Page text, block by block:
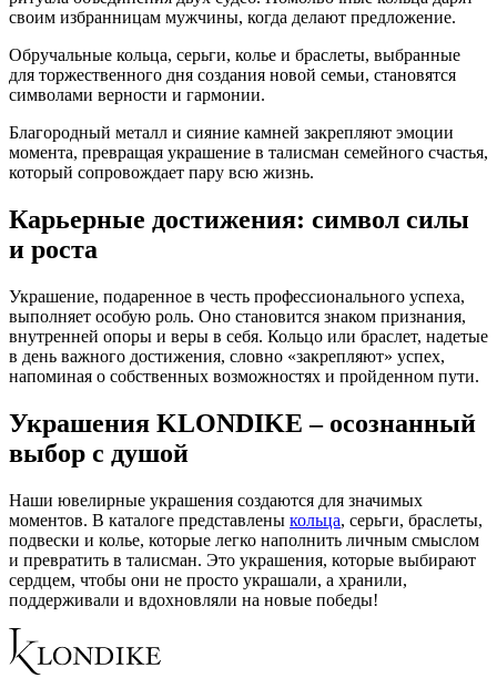
своим избранницам мужчины, когда делают предложение.
Обручальные кольца, серьги, колье и браслеты, выбранные
для торжественного дня создания новой семьи, становятся
символами верности и гармонии.
Благородный металл и сияние камней закрепляют эмоции
момента, превращая украшение в талисман семейного счастья,
который сопровождает пару всю жизнь.
Карьерные достижения: символ силы
и роста
Украшение, подаренное в честь профессионального успеха,
выполняет особую роль. Оно становится знаком признания,
внутренней опоры и веры в себя. Кольцо или браслет, надетые
в день важного достижения, словно «закрепляют» успех,
напоминая о собственных возможностях и пройденном пути.
Украшения KLONDIKE – осознанный
выбор с душой
Наши ювелирные украшения создаются для значимых
моментов. В каталоге представлены кольца, серьги, браслеты,
подвески и колье, которые легко наполнить личным смыслом
и превратить в талисман. Это украшения, которые выбирают
сердцем, чтобы они не просто украшали, а хранили,
поддерживали и вдохновляли на новые победы!